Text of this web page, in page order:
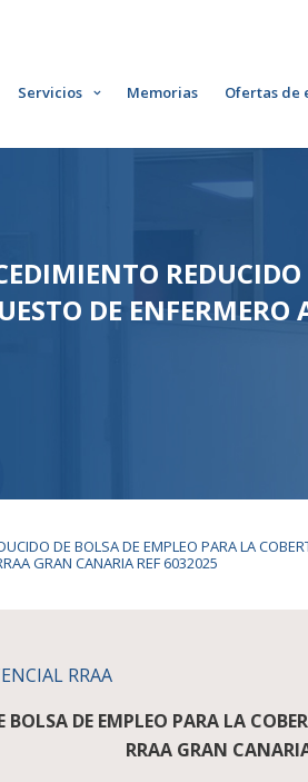
Servicios Memorias Ofertas de
DE
DE BOLSA DE EMPLEO PARA LA
GRAN CANARIA REF 6032025
RRAA
DE EMPLEO PARA LA
RRAA GRAN